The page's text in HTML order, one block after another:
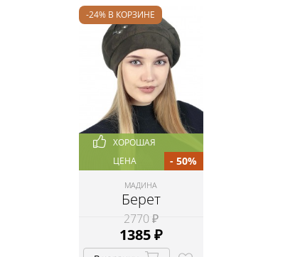
-24% В КОРЗИНЕ
ХОРОШАЯ
ЦЕНА
МАДИНА
Берет
2770 ₽
1385₽
- 50%